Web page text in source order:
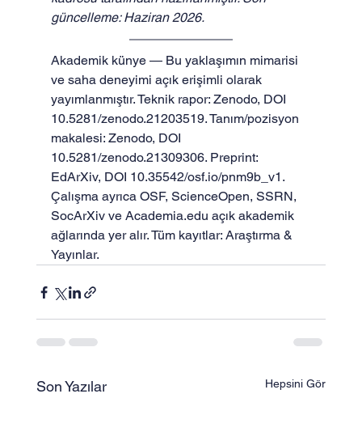
güncelleme: Haziran 2026.
Akademik künye — Bu yaklaşımın mimarisi
ve saha deneyimi açık erişimli olarak
yayımlanmıştır. Teknik rapor: Zenodo, DOI
10.5281/zenodo.21203519. Tanım/pozisyon
makalesi: Zenodo, DOI
10.5281/zenodo.21309306. Preprint:
EdArXiv, DOI 10.35542/osf.io/pnm9b_v1 .
Çalışma ayrıca OSF, ScienceOpen, SSRN,
SocArXiv ve Academia.edu açık akademik
ağlarında yer alır. Tüm kayıtlar: Araştırma &
Yayınlar.
Son Yazılar Hepsini Gör